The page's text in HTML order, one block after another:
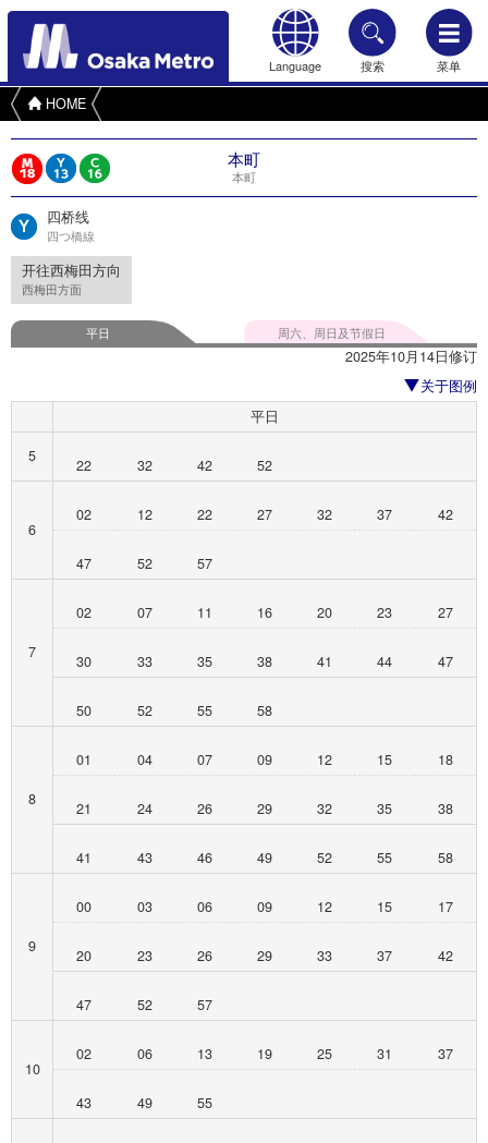
Language 搜索 菜单
HOME
本町
本町
四桥线
四つ橋線
开往西梅田方向
西梅田方面
平日 周六、周日及节假日
2025年10月14日修订
关于图例
平日
5
22 32 42 52
6
02 12 22 27 32 37 42
47 52 57
7
02 07 11 16 20 23 27
30 33 35 38 41 44 47
50 52 55 58
8
01 04 07 09 12 15 18
21 24 26 29 32 35 38
41 43 46 49 52 55 58
9
00 03 06 09 12 15 17
20 23 26 29 33 37 42
47 52 57
10
02 06 13 19 25 31 37
43 49 55